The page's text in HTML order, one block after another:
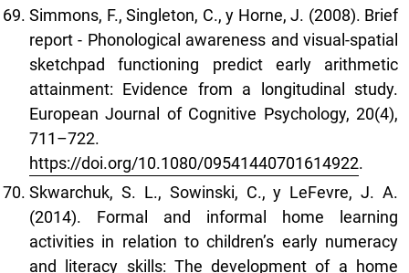
Simmons, F., Singleton, C., y Horne, J. (2008). Brief
report - Phonological awareness and visual-spatial
sketchpad functioning predict early arithmetic
attainment: Evidence from a longitudinal study.
European Journal of Cognitive Psychology, 20(4),
711–722.
https://doi.org/10.1080/09541440701614922.
Skwarchuk, S. L., Sowinski, C., y LeFevre, J. A.
(2014). Formal and informal home learning
activities in relation to children’s early numeracy
and literacy skills: The development of a home